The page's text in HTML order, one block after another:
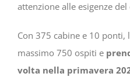
attenzione alle esigenze del
Con 375 cabine e 10 ponti,
massimo 750 ospiti e
volta nella primavera